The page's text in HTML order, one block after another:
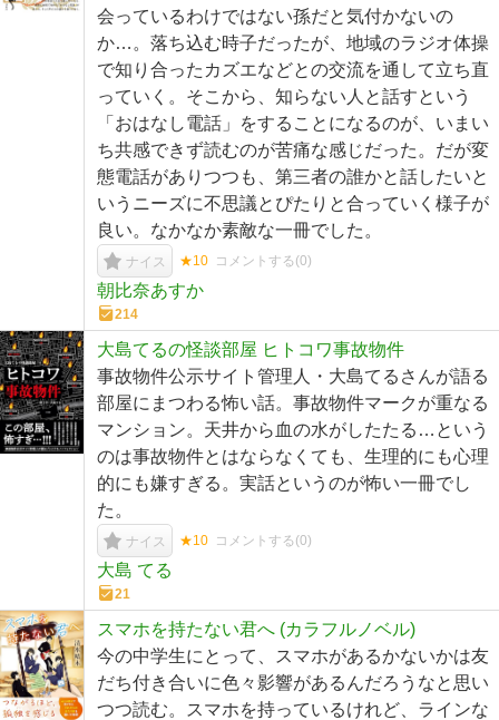
会っているわけではない孫だと気付かないの
か…。落ち込む時子だったが、地域のラジオ体操
で知り合ったカズエなどとの交流を通して立ち直
っていく。そこから、知らない人と話すという
「おはなし電話」をすることになるのが、いまい
ち共感できず読むのが苦痛な感じだった。だが変
態電話がありつつも、第三者の誰かと話したいと
いうニーズに不思議とぴたりと合っていく様子が
良い。なかなか素敵な一冊でした。
ナイス ★10 コメントする(0)
朝比奈あすか
214
大島てるの怪談部屋 ヒトコワ事故物件
事故物件公示サイト管理人・大島てるさんが語る
部屋にまつわる怖い話。事故物件マークが重なる
マンション。天井から血の水がしたたる…という
のは事故物件とはならなくても、生理的にも心理
的にも嫌すぎる。実話というのが怖い一冊でし
た。
ナイス ★10 コメントする(0)
大島 てる
21
スマホを持たない君へ (カラフルノベル)
今の中学生にとって、スマホがあるかないかは友
だち付き合いに色々影響があるんだろうなと思い
つつ読む。スマホを持っているけれど、ラインな